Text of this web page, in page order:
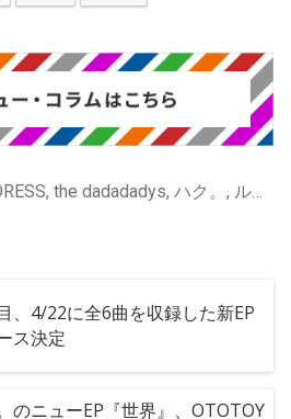
[ニュース] JIGDRESS, the dadadadys, ハク。, ルサンチマン, 板歯目
、4/22に全6曲を収録した新EP
ス決定
のニューEP『世界』、OTOTOY